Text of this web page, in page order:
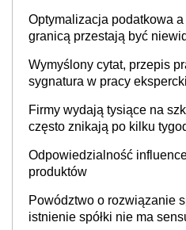
Optymalizacja podatkowa
granicą przestają być
Wymyślony cytat, przepis
sygnatura w pracy
Firmy wydają tysiące na
często znikają po kilku
Odpowiedzialność
produktów
Powództwo o rozwiązanie
istnienie spółki nie ma